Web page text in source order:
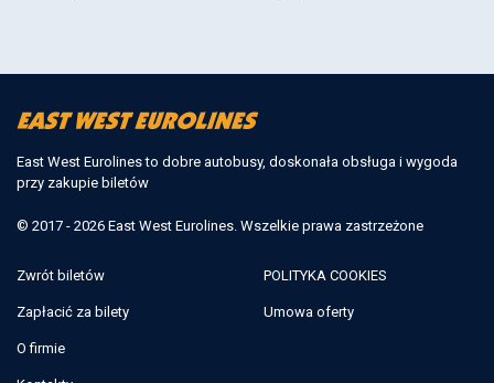
East West Eurolines to dobre autobusy, doskonała obsługa i wygoda
przy zakupie biletów
© 2017 - 2026 East West Eurolines. Wszelkie prawa zastrzeżone
Zwrót biletów
Zapłacić za bilety
O firmie
POLITYKA COOKIES
Umowa oferty